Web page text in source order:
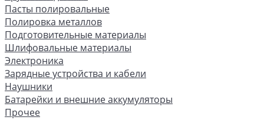
Пасты полировальные
Полировка металлов
Подготовительные материалы
Шлифовальные материалы
Электроника
Зарядные устройства и кабели
Наушники
Батарейки и внешние аккумуляторы
Прочее